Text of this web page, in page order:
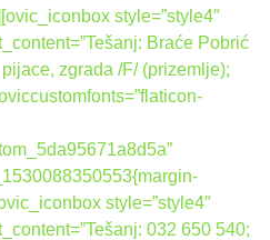
style=”style4″
Braće Pobrić
zgrada /F/ (prizemlje);
style=”style4″
032 650 540;